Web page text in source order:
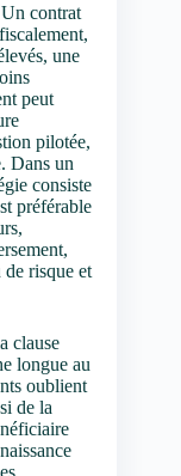
contrat
une
peut
pilotée,
Dans un
consiste
préférable
risque et
clause
longue au
oublient
de la